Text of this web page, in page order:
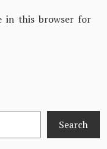
in this browser for
Search